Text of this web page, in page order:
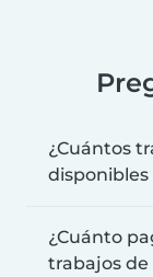
¿Cuántos
disponibles
¿Cuánto
trabajos de